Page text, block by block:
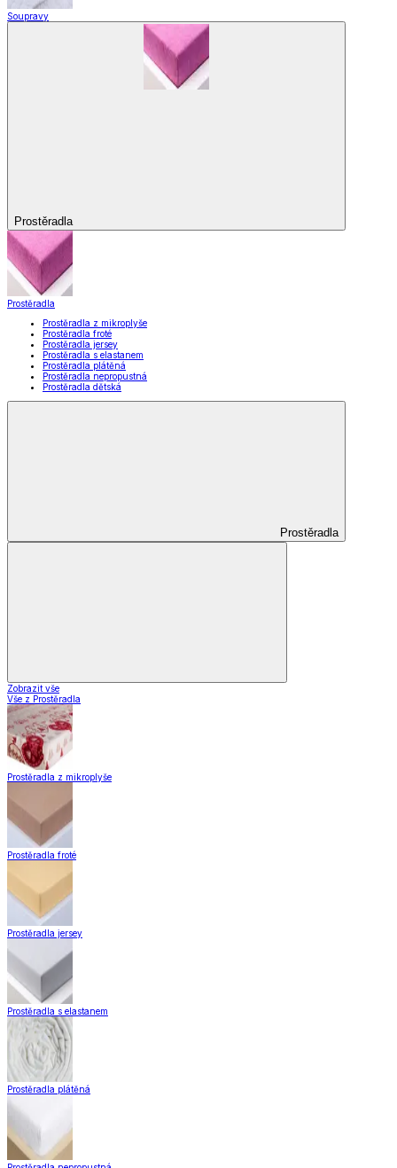
Soupravy
Prostěradla
Prostěradla
Prostěradla z mikroplyše
Prostěradla froté
Prostěradla jersey
Prostěradla s elastanem
Prostěradla plátěná
Prostěradla nepropustná
Prostěradla dětská
Prostěradla
Zobrazit vše
Vše z Prostěradla
Prostěradla z mikroplyše
Prostěradla froté
Prostěradla jersey
Prostěradla s elastanem
Prostěradla plátěná